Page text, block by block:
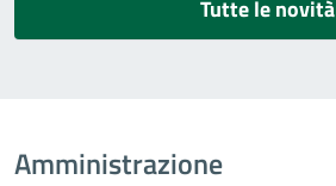
Tutte le novità
Amministrazione